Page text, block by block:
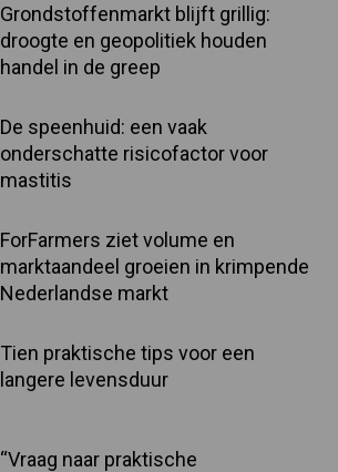
Grondstoffenmarkt blijft grillig:
droogte en geopolitiek houden
handel in de greep
De speenhuid: een vaak
onderschatte risicofactor voor
mastitis
ForFarmers ziet volume en
marktaandeel groeien in krimpende
Nederlandse markt
Tien praktische tips voor een
langere levensduur
“Vraag naar praktische